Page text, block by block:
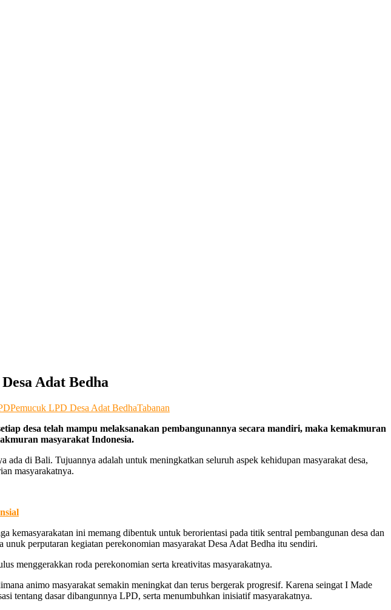
Adat Bedha
Pemucuk LPD Desa Adat BedhaTabanan
desa telah mampu melaksanakan pembangunannya secara mandiri, maka kemakmuran
masyarakat Indonesia.
di Bali. Tujuannya adalah untuk meningkatkan seluruh aspek kehidupan masyarakat desa,
masyarakatnya.
ini memang dibentuk untuk berorientasi pada titik sentral pembangunan desa dan
perputaran kegiatan perekonomian masyarakat Desa Adat Bedha itu sendiri.
menggerakkan roda perekonomian serta kreativitas masyarakatnya.
animo masyarakat semakin meningkat dan terus bergerak progresif. Karena seingat I Made
tentang dasar dibangunnya LPD, serta menumbuhkan inisiatif masyarakatnya.